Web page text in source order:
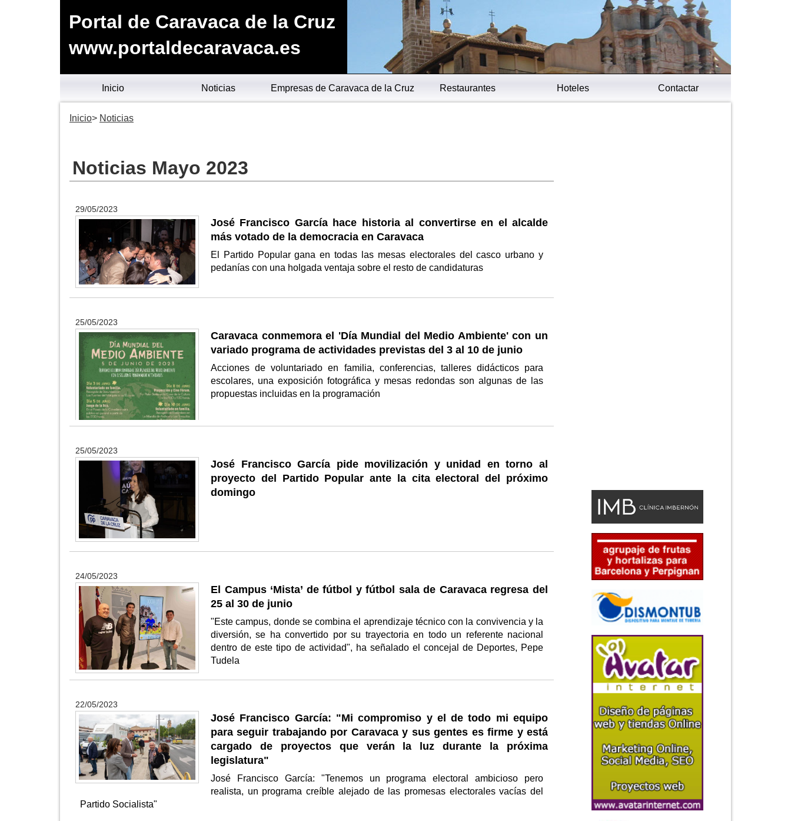
Portal de Caravaca de la Cruz
www.portaldecaravaca.es
Inicio Noticias Empresas de Caravaca de la Cruz Restaurantes Hoteles Contactar
Inicio Noticias
Noticias Mayo 2023
29/05/2023
José Francisco García hace historia al convertirse en el alcalde
más votado de la democracia en Caravaca
El Partido Popular gana en todas las mesas electorales del casco urbano y
pedanías con una holgada ventaja sobre el resto de candidaturas
25/05/2023
Caravaca conmemora el 'Día Mundial del Medio Ambiente' con un
variado programa de actividades previstas del 3 al 10 de junio
Acciones de voluntariado en familia, conferencias, talleres didácticos para
escolares, una exposición fotográfica y mesas redondas son algunas de las
propuestas incluidas en la programación
25/05/2023
José Francisco García pide movilización y unidad en torno al
proyecto del Partido Popular ante la cita electoral del próximo
domingo
24/05/2023
El Campus ‘Mista’ de fútbol y fútbol sala de Caravaca regresa del
25 al 30 de junio
"Este campus, donde se combina el aprendizaje técnico con la convivencia y la
diversión, se ha convertido por su trayectoria en todo un referente nacional
dentro de este tipo de actividad", ha señalado el concejal de Deportes, Pepe
Tudela
22/05/2023
José Francisco García: "Mi compromiso y el de todo mi equipo
para seguir trabajando por Caravaca y sus gentes es firme y está
cargado de proyectos que verán la luz durante la próxima
legislatura"
José Francisco García: "Tenemos un programa electoral ambicioso pero
realista, un programa creíble alejado de las promesas electorales vacías del
Partido Socialista"